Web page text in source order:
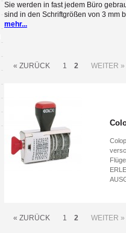
Sie werden in fast jedem Büro
sind in den Schriftgrößen von 3 mm
dargestellt und als kleinste
Schriftbild leidet. Die Bänder der
mehr...
« ZURÜCK 1 2 WEITER »
« ZURÜCK 1 2 WEITER »